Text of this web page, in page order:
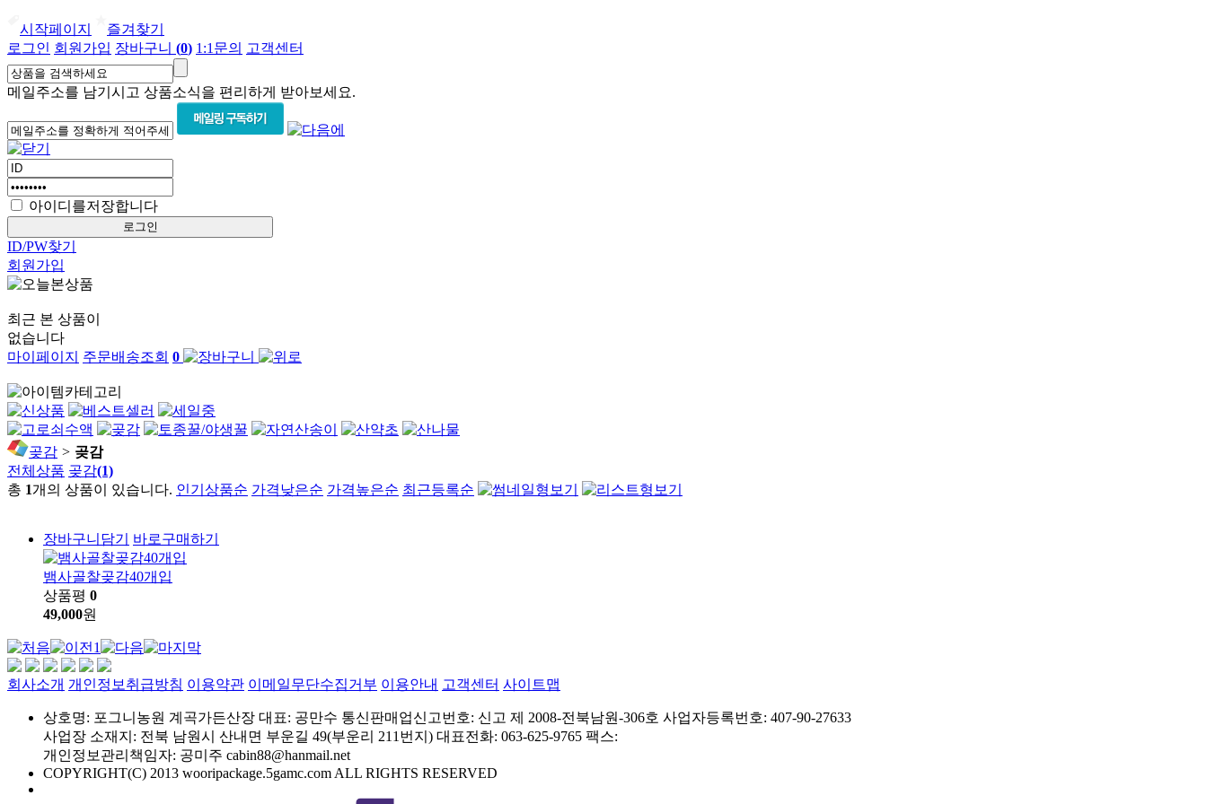
시작페이지
즐겨찾기
로그인 회원가입 장바구니 (0) 1:1문의 고객센터
메일주소를 남기시고 상품소식을 편리하게 받아보세요.
아이디를저장합니다
ID/PW찾기
회원가입
최근 본 상품이
없습니다
마이페이지
주문배송조회 0
곶감 > 곶감
전체상품 곶감(1)
총 1개의 상품이 있습니다. 인기상품순 가격낮은순 가격높은순 최근등록순
장바구니담기 바로구매하기
뱀사골찰곶감40개입
상품평 0
49,000원
1
회사소개 개인정보취급방침 이용약관 이메일무단수집거부 이용안내 고객센터 사이트맵
상호명: 포그니농원 계곡가든산장 대표: 공만수 통신판매업신고번호: 신고 제 2008-전북남원-306호 사업자등록번호: 407-90-27633
사업장 소재지: 전북 남원시 산내면 부운길 49(부운리 211번지) 대표전화: 063-625-9765 팩스:
개인정보관리책임자: 공미주 cabin88@hanmail.net
COPYRIGHT(C) 2013 wooripackage.5gamc.com ALL RIGHTS RESERVED